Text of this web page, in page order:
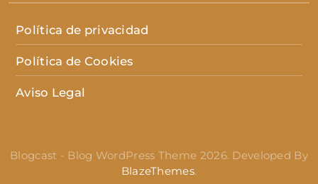
Política de privacidad
Política de Cookies
Aviso Legal
Blogcast - Blog WordPress Theme 2026. Developed By
BlazeThemes.